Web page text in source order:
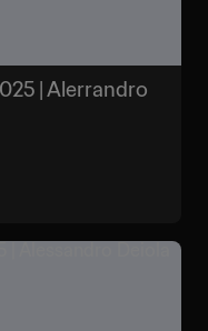
| Alerrandro